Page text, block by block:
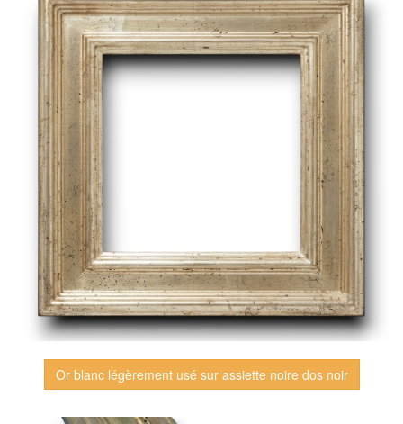
Or blanc légèrement usé sur assiette noire dos noir